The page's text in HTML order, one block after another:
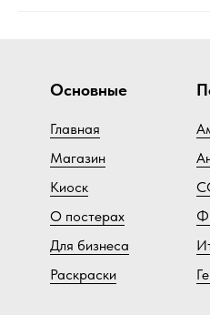
Основные
Главная
Магазин
Киоск
О постерах
Для бизнеса
Раскраски